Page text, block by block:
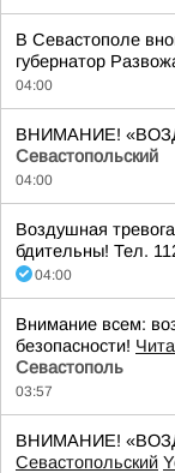
В Севастополе
губернатор
04:00
ВНИМАНИЕ!
Севастопольский
04:00
Воздушная
бдительны! Тел.
04:00
Внимание всем:
безопасности!
Севастополь
03:57
ВНИМАНИЕ!
Севастопольский